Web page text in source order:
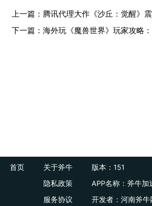
上一篇： 腾讯代理大作《沙丘：觉醒》
下一篇：海外玩《魔兽世界》玩家攻略
首页
关于斧牛
隐私政策
服务协议
版本：151
APP名称：斧牛加
开发者：河南斧